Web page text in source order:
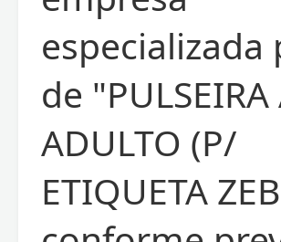
de
ADULTO (P/
ETIQUETA